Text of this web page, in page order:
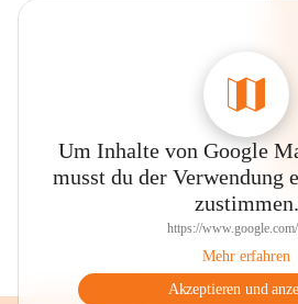
Um Inhalte von Google
musst du der Verwendung
zustimmen.
https://
Mehr erfahren
Akzeptieren und